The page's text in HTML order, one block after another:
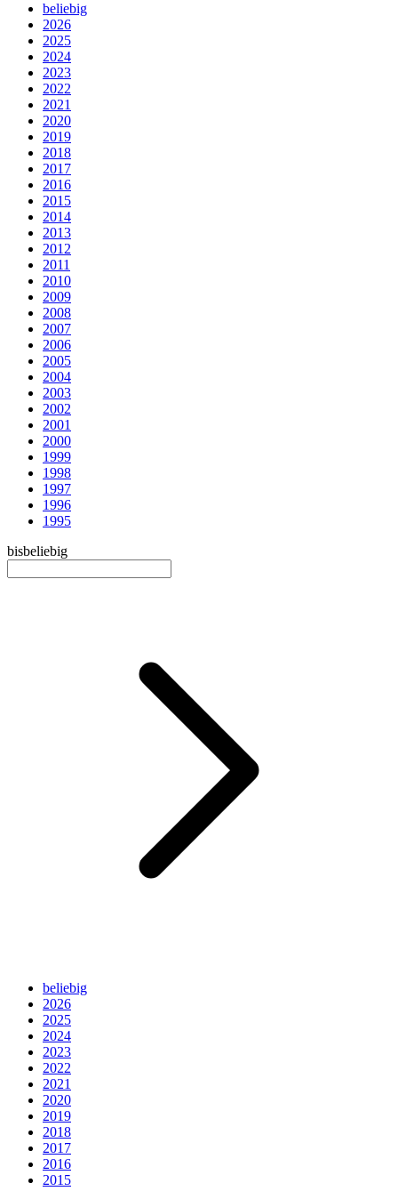
beliebig
2026
2025
2024
2023
2022
2021
2020
2019
2018
2017
2016
2015
2014
2013
2012
2011
2010
2009
2008
2007
2006
2005
2004
2003
2002
2001
2000
1999
1998
1997
1996
1995
bisbeliebig
beliebig
2026
2025
2024
2023
2022
2021
2020
2019
2018
2017
2016
2015